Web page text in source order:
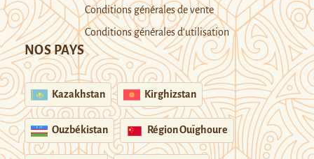
Conditions générales de vente
Conditions générales d’utilisation
NOS PAYS
Kazakhstan Kirghizstan
Ouzbékistan Région Ouïghoure